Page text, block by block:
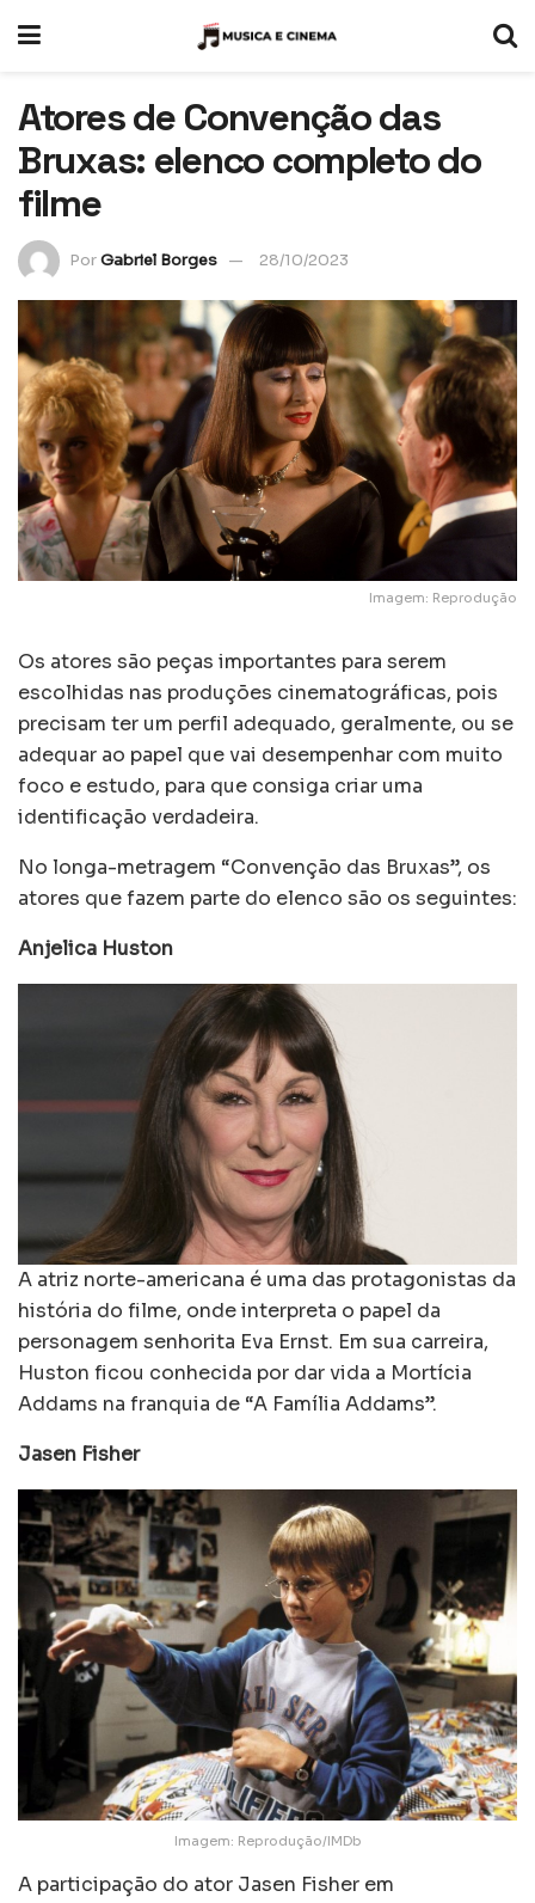
Atores de Convenção das
Bruxas: elenco completo do
filme
PorGabriel Borges 28/10/2023
Imagem: Reprodução
Os atores são peças importantes para serem
escolhidas nas produções cinematográficas, pois
precisam ter um perfil adequado, geralmente, ou se
adequar ao papel que vai desempenhar com muito
foco e estudo, para que consiga criar uma
identificação verdadeira.
No longa-metragem “Convenção das Bruxas”, os
atores que fazem parte do elenco são os seguintes:
Anjelica Huston
A atriz norte-americana é uma das protagonistas da
história do filme, onde interpreta o papel da
personagem senhorita Eva Ernst. Em sua carreira,
Huston ficou conhecida por dar vida a Mortícia
Addams na franquia de “A Família Addams”.
Jasen Fisher
Imagem: Reprodução/IMDb
A participação do ator Jasen Fisher em